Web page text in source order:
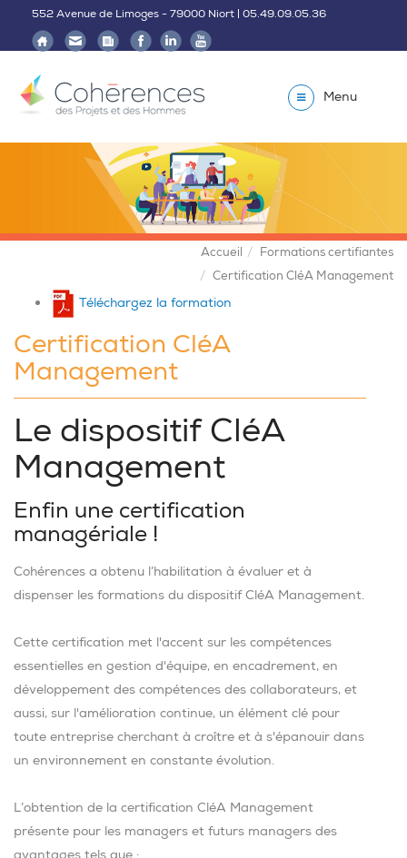
552 Avenue de Limoges - 79000 Niort | 05.49.09.05.36
Menu
Accueil
Formations certifiantes
Certification CléA Management
Téléchargez la formation
Certification CléA
Management
Le dispositif CléA
Management
Enfin une certification
managériale !
Cohérences a obtenu l’habilitation à évaluer et à
dispenser les formations du dispositif CléA Management.
Cette certification met l'accent sur les compétences
essentielles en gestion d'équipe, en encadrement, en
développement des compétences des collaborateurs, et
aussi, sur l'amélioration continue, un élément clé pour
toute entreprise cherchant à croître et à s'épanouir dans
un environnement en constante évolution.
L’obtention de la certification CléA Management
présente pour les managers et futurs managers des
avantages tels que :